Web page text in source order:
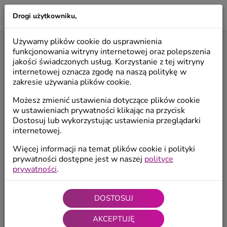
LILIO
BŁĄD 404 - STRONA NIE ISTNIEJE
Przykro nam ale trafiłeś na upadły link, który nie
nadaje się do użycia.
Linki pierwszej jakości znajdziesz poniżej.
Strona główna
Anioły
Drogi użytkowniku,
Używamy plików cookie do usprawnienia
funkcjonowania witryny internetowej oraz polepszenia
jakości świadczonych usług. Korzystanie z tej witryny
internetowej oznacza zgodę na naszą politykę w
zakresie używania plików cookie.
Możesz zmienić ustawienia dotyczące plików cookie
w ustawieniach prywatności klikając na przycisk
Dostosuj lub wykorzystując ustawienia przeglądarki
internetowej.
Więcej informacji na temat plików cookie i polityki
prywatności dostępne jest w naszej polityce
prywatności.
DOSTOSUJ
AKCEPTUJĘ